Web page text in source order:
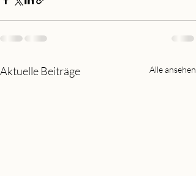
Aktuelle Beiträge Alle ansehen